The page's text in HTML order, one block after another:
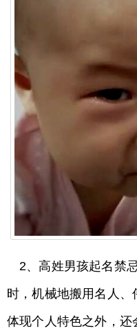
2、高姓男孩起名禁
时，机械地搬用名人
体现个人特色之外，还